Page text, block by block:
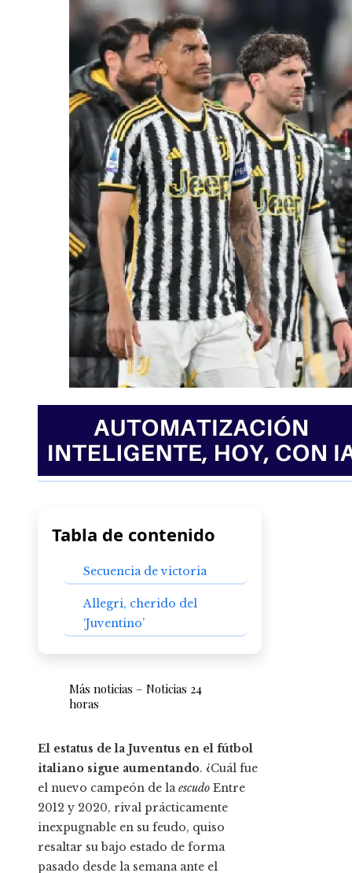
Tabla de contenido
Secuencia de victoria
Allegri, cherido del
‘Juventino’
Más noticias – Noticias 24
horas
El estatus de la Juventus en el fútbol
italiano sigue aumentando. ¿Cuál fue
el nuevo campeón de laescudo Entre
2012 y 2020, rival prácticamente
inexpugnable en su feudo, quiso
resaltar su bajo estado de forma
pasado desde la semana ante el